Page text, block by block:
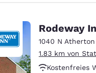
Rodeway
1040 N
1.83 km von
Kostenfreies